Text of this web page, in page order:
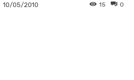
10/05/2010 0
15